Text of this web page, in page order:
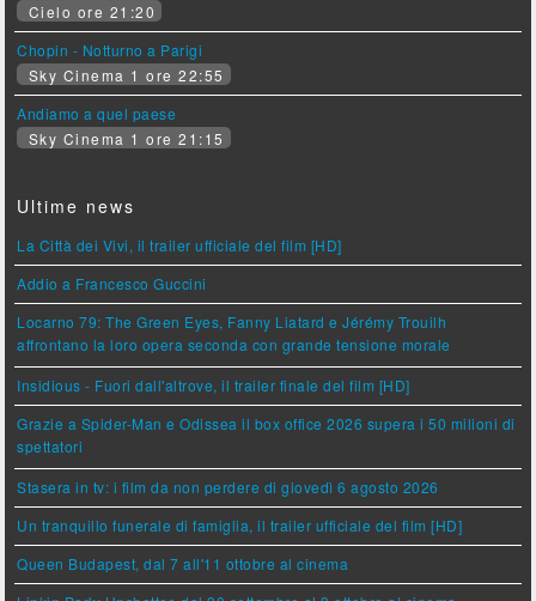
Cielo ore 21:20
Chopin - Notturno a Parigi
Sky Cinema 1 ore 22:55
Andiamo a quel paese
Sky Cinema 1 ore 21:15
Ultime news
La Città dei Vivi, il trailer ufficiale del film [HD]
Addio a Francesco Guccini
Locarno 79: The Green Eyes, Fanny Liatard e Jérémy Trouilh
affrontano la loro opera seconda con grande tensione morale
Insidious - Fuori dall'altrove, il trailer finale del film [HD]
Grazie a Spider-Man e Odissea il box office 2026 supera i 50 milioni di
spettatori
Stasera in tv: i film da non perdere di giovedì 6 agosto 2026
Un tranquillo funerale di famiglia, il trailer ufficiale del film [HD]
Queen Budapest, dal 7 all'11 ottobre al cinema